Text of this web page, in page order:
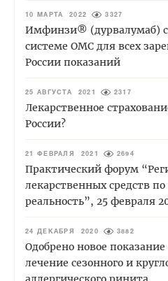
10 МАРТА 2022 3327
Имфинзи® (дурвалумаб)
системе ОМС для всех
России показаний
25 АВГУСТА 2021 2317
Лекарственное
России?
21 ФЕВРАЛЯ 2021 2694
Практический форум
лекарственных средств
реальность”, 25 февраля
24 ДЕКАБРЯ 2020 3882
Одобрено новое
лечение сезонного и